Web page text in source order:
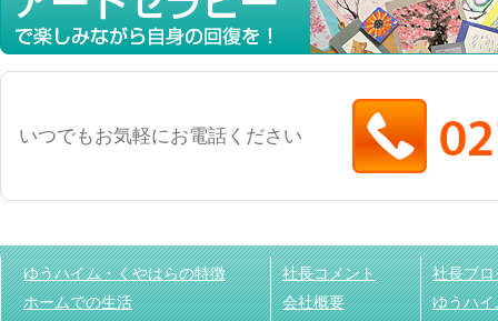
いつでもお気軽にお電話ください
ゆうハイム・くやはらの特徴
ホームでの生活
社長コメント
会社概要
社長ブロ
ゆうハ